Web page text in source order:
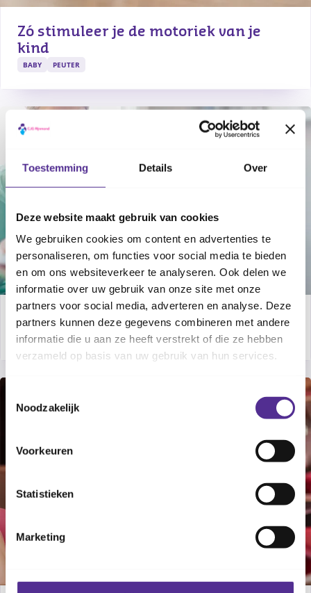
Toestemming Details Over
Deze website maakt gebruik van cookies
We gebruiken cookies om content en advertenties te
personaliseren, om functies voor social media te bieden
en om ons websiteverkeer te analyseren. Ook delen we
informatie over uw gebruik van onze site met onze
partners voor social media, adverteren en analyse. Deze
partners kunnen deze gegevens combineren met andere
informatie die u aan ze heeft verstrekt of die ze hebben
verzameld op basis van uw gebruik van hun services.
Noodzakelijk
Voorkeuren
Statistieken
Marketing
Zó stimuleer je de motoriek van je
kind
BABY PEUTER
Spraak en taal bij jonge kinderen
PEUTER